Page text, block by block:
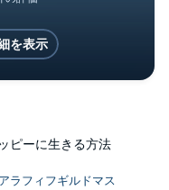
になる為の3つのポ
ース、某ゴルフJr
・ その他、企業研
会、学生向け講演
新聞 スポーツ報
放送 テレビ東
変わる「思い込みの教
を表示
ピーに生きる方法
ラフィフギルドマス